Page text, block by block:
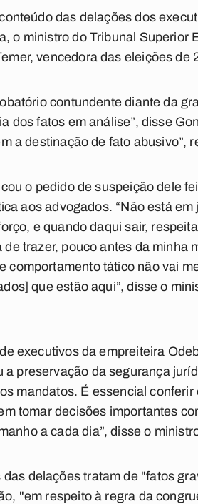
das delações dos
o ministro do Tribunal Superior
vencedora das eleições de
contundente diante da
dos fatos em análise”, disse
a destinação de fato abusivo”,
o pedido de suspeição dele
aos advogados. “Não está
e quando daqui sair,
trazer, pouco antes da minha
comportamento tático não vai
que estão aqui”, disse o
executivos da empreiteira
preservação da segurança
mandatos. É essencial
tomar decisões importantes
a cada dia”, disse o
delações tratam de "fatos
"em respeito à regra da